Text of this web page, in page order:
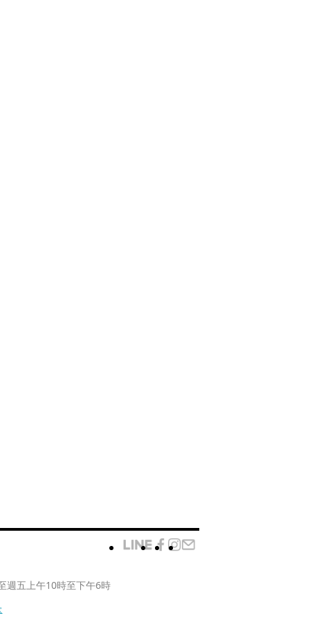
週五上午10時至下午6時